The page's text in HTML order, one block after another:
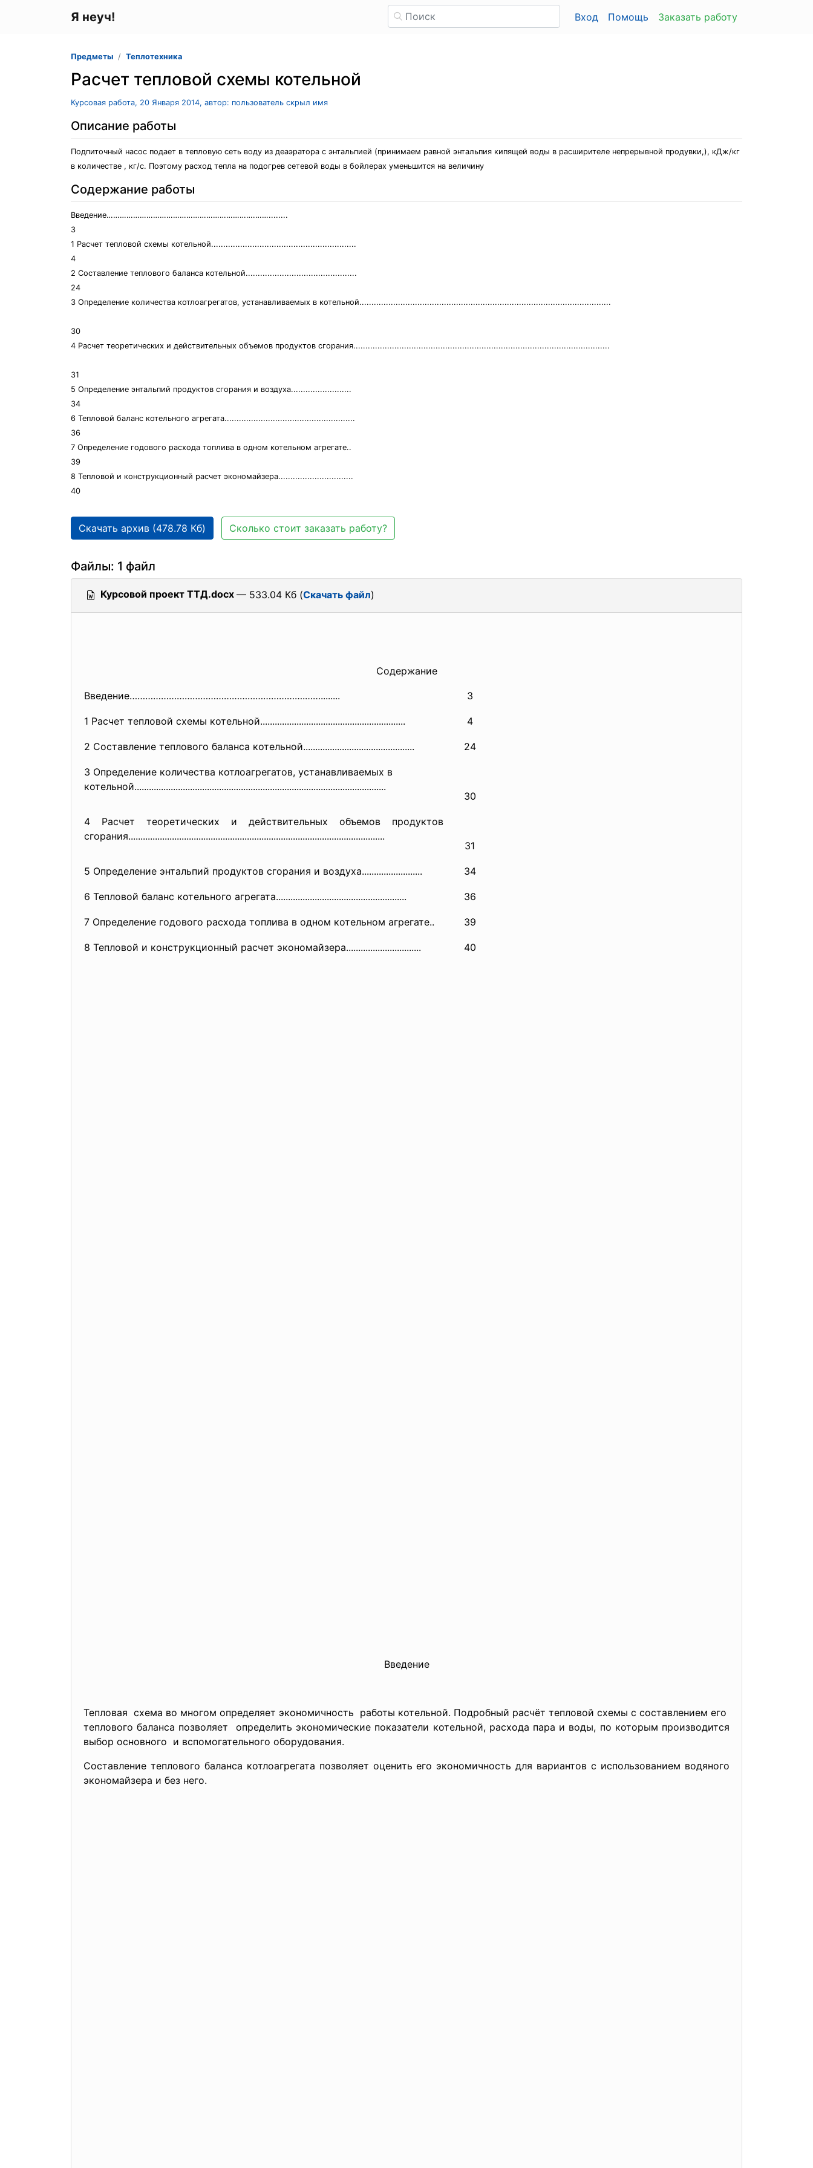
Я неуч! Вход Помощь Заказать работу
Предметы Теплотехника
Расчет тепловой схемы котельной
Курсовая работа, 20 Января 2014, автор: пользователь скрыл имя
Описание работы
Подпиточный насос подает в тепловую сеть воду из деаэратора с энтальпией (принимаем равной энтальпия кипящей воды в расширителе непрерывной продувки,), кДж/кг
в количестве , кг/с. Поэтому расход тепла на подогрев сетевой воды в бойлерах уменьшится на величину
Содержание работы
Введение………………………………………………………….……........
3
1 Расчет тепловой схемы котельной............................................................
4
2 Составление теплового баланса котельной..............................................
24
3 Определение количества котлоагрегатов, устанавливаемых в котельной........................................................................................................
30
4 Расчет теоретических и действительных объемов продуктов сгорания..........................................................................................................
31
5 Определение энтальпий продуктов сгорания и воздуха.........................
34
6 Тепловой баланс котельного агрегата......................................................
36
7 Определение годового расхода топлива в одном котельном агрегате..
39
8 Тепловой и конструкционный расчет экономайзера...............................
40
Скачать архив (478.78 Кб) Сколько стоит заказать работу?
Файлы: 1 файл
Курсовой проект ТТД.docx — 533.04 Кб (Скачать файл)
Содержание
Введение………………………………………………………….……........ 3
1 Расчет тепловой схемы котельной............................................................ 4
2 Составление теплового баланса котельной.............................................. 24
3 Определение количества котлоагрегатов, устанавливаемых в
котельной........................................................................................................
30
4 Расчет теоретических и действительных объемов продуктов
сгорания..........................................................................................................
31
5 Определение энтальпий продуктов сгорания и воздуха......................... 34
6 Тепловой баланс котельного агрегата...................................................... 36
7 Определение годового расхода топлива в одном котельном агрегате.. 39
8 Тепловой и конструкционный расчет экономайзера............................... 40
Введение
Тепловая схема во многом определяет экономичность работы котельной. Подробный расчёт тепловой схемы с составлением его
теплового баланса позволяет определить экономические показатели котельной, расхода пара и воды, по которым производится
выбор основного и вспомогательного оборудования.
Составление теплового баланса котлоагрегата позволяет оценить его экономичность для вариантов с использованием водяного
экономайзера и без него.